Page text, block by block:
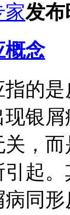
家发布
概念
的
银
，
起
同